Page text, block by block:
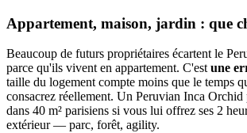
Appartement, maison, jardin : que
Beaucoup de futurs propriétaires écartent le
parce qu'ils vivent en appartement. C'estune
taille du logement compte moins que le temps
consacrez réellement. Un Peruvian Inca Orchid
dans 40 m² parisiens si vous lui offrez ses 2
extérieur — parc, forêt, agility.